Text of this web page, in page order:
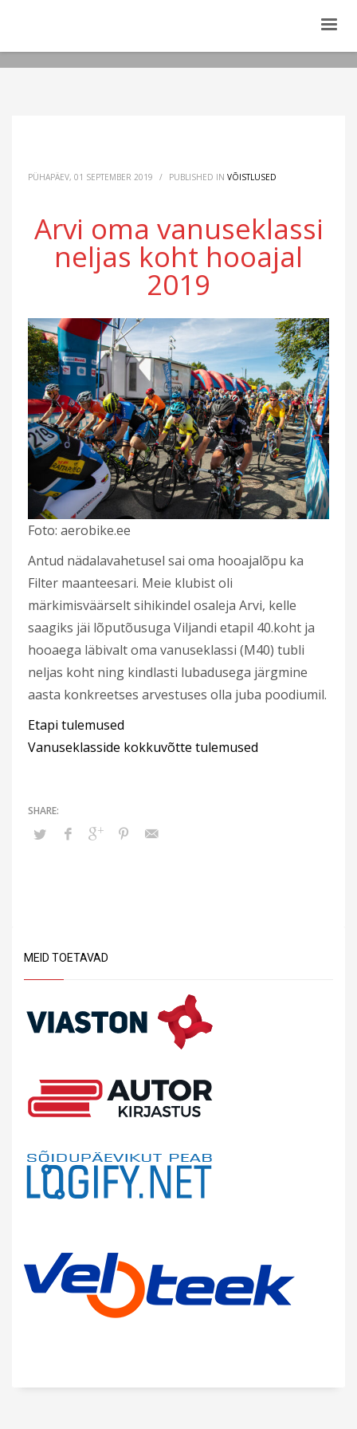
PÜHAPÄEV, 01 SEPTEMBER 2019 / PUBLISHED IN VÕISTLUSED
Arvi oma vanuseklassi
neljas koht hooajal
2019
Foto: aerobike.ee
Antud nädalavahetusel sai oma hooajalõpu ka
Filter maanteesari. Meie klubist oli
märkimisväärselt sihikindel osaleja Arvi, kelle
saagiks jäi lõputõusuga Viljandi etapil 40.koht ja
hooaega läbivalt oma vanuseklassi (M40) tubli
neljas koht ning kindlasti lubadusega järgmine
aasta konkreetses arvestuses olla juba poodiumil.
Etapi tulemused
Vanuseklasside kokkuvõtte tulemused
MEID TOETAVAD